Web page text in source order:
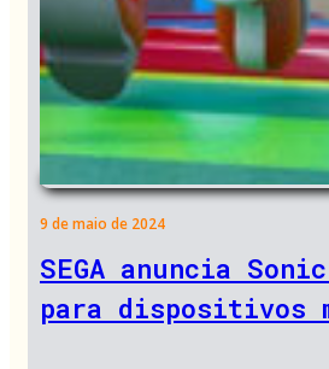
9 de maio de 2024
SEGA anuncia
para dispositivos